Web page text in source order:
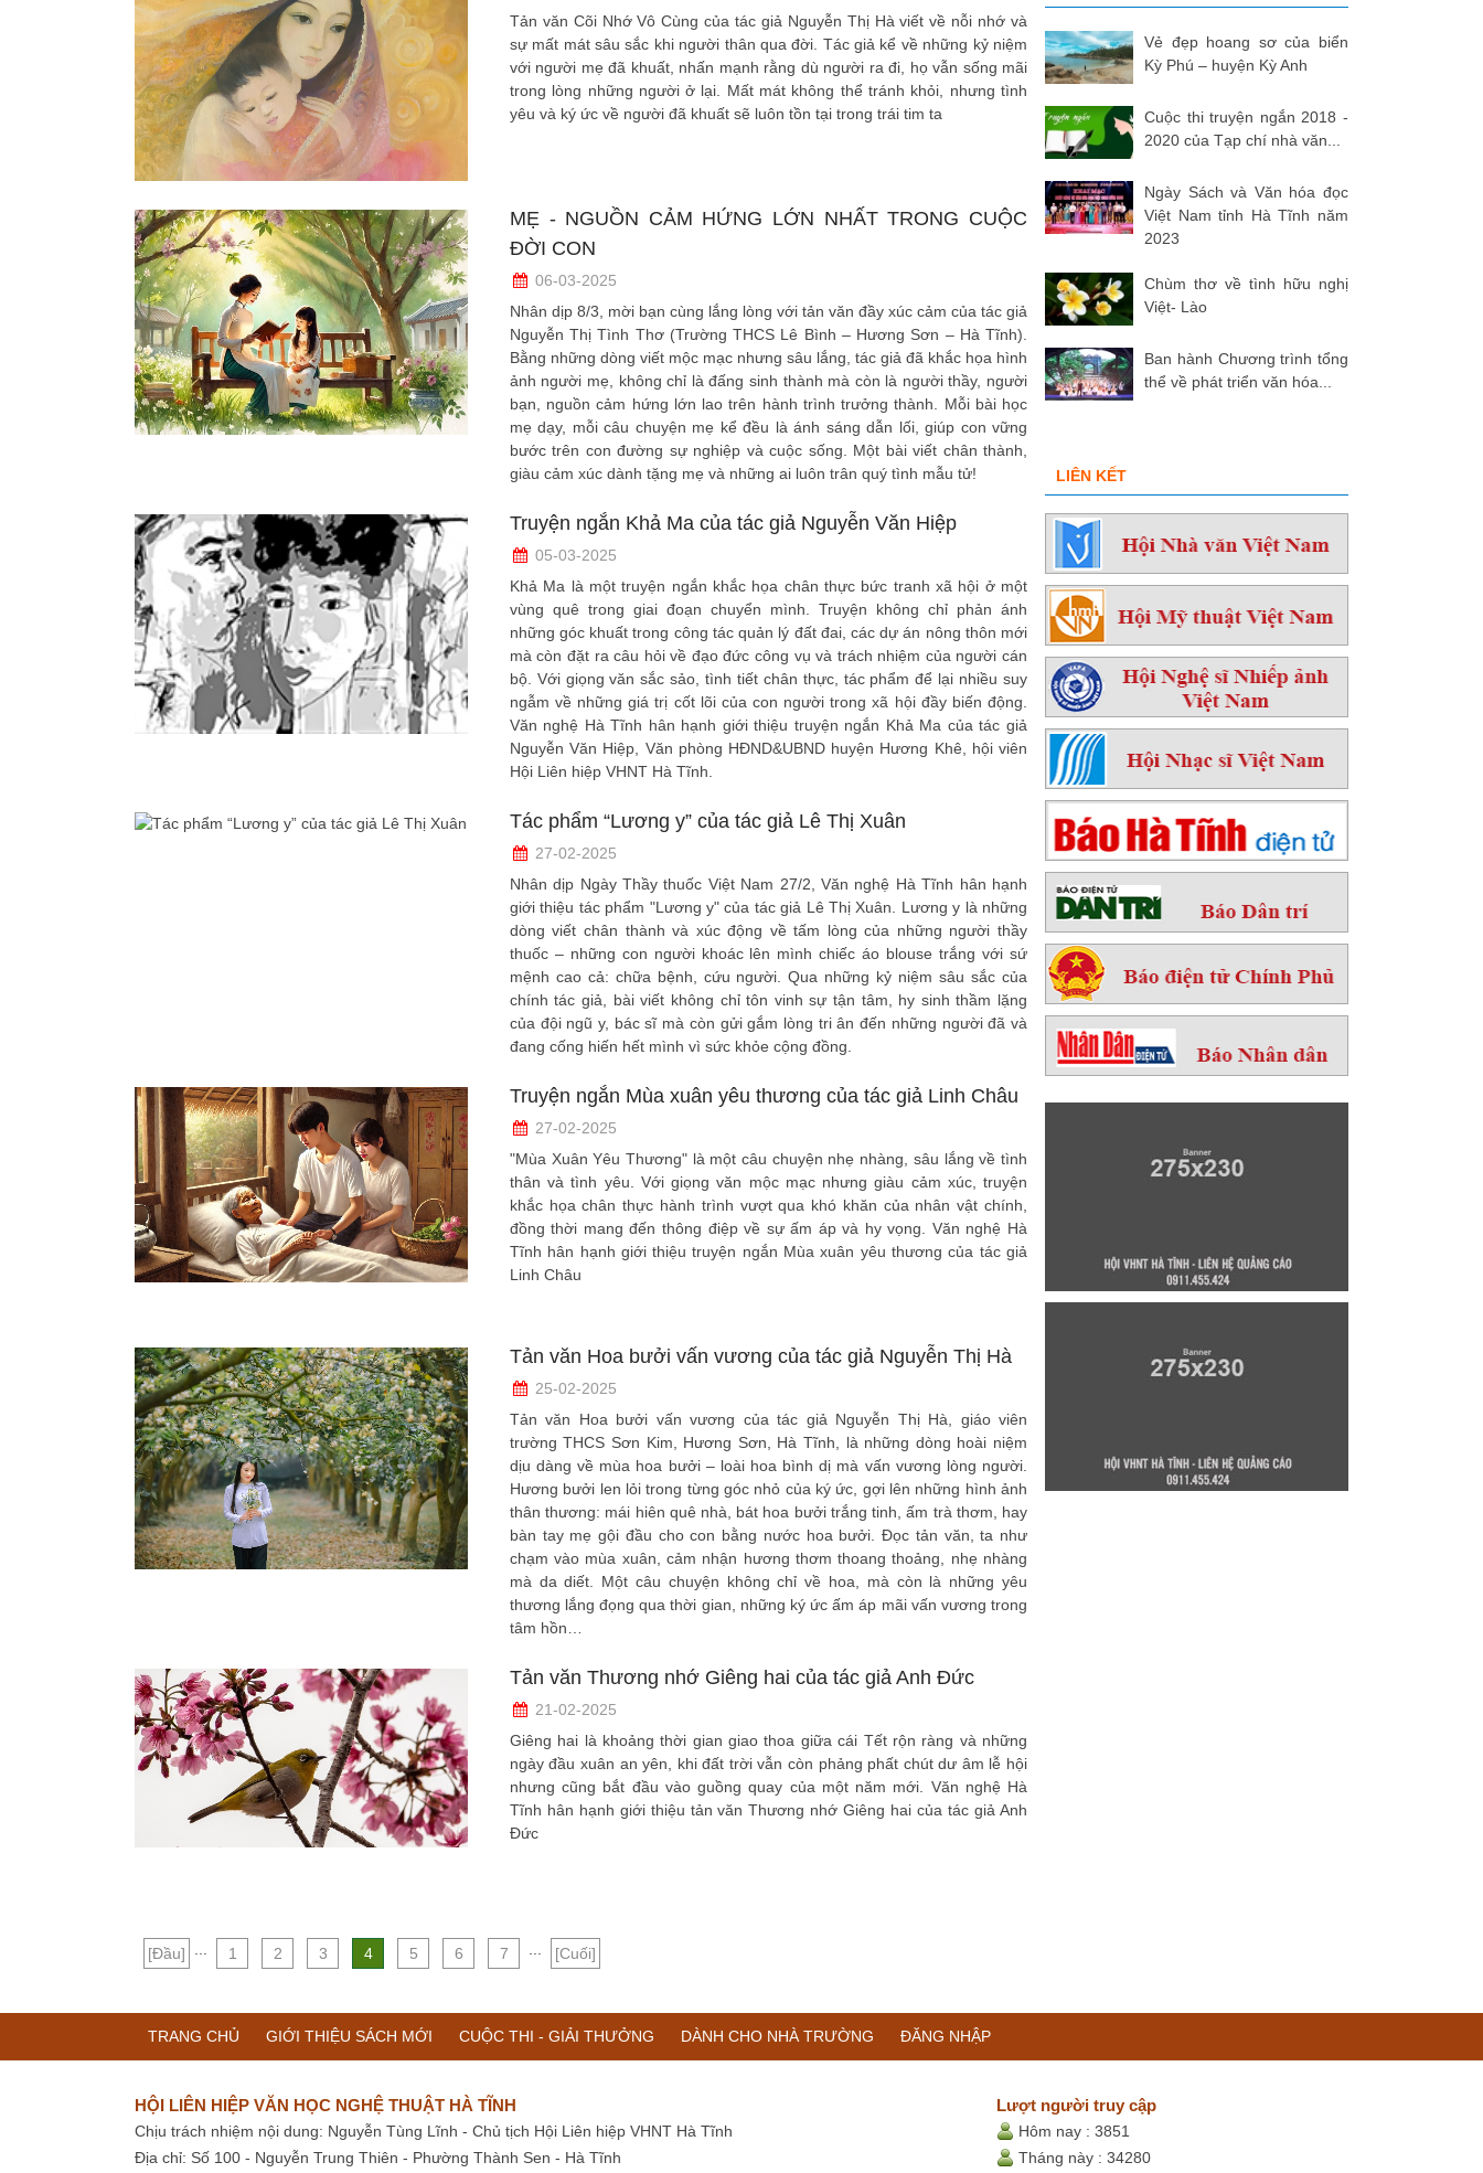
Tản văn Cõi Nhớ Vô Cùng của tác giả Nguyễn Thị Hà viết về nỗi nhớ và
sự mất mát sâu sắc khi người thân qua đời. Tác giả kể về những kỷ niệm
với người mẹ đã khuất, nhấn mạnh rằng dù người ra đi, họ vẫn sống mãi
trong lòng những người ở lại. Mất mát không thể tránh khỏi, nhưng tình
yêu và ký ức về người đã khuất sẽ luôn tồn tại trong trái tim ta
MẸ - NGUỒN CẢM HỨNG LỚN NHẤT TRONG CUỘC
ĐỜI CON
06-03-2025
Nhân dịp 8/3, mời bạn cùng lắng lòng với tản văn đầy xúc cảm của tác giả
Nguyễn Thị Tình Thơ (Trường THCS Lê Bình – Hương Sơn – Hà Tĩnh).
Bằng những dòng viết mộc mạc nhưng sâu lắng, tác giả đã khắc họa hình
ảnh người mẹ, không chỉ là đấng sinh thành mà còn là người thầy, người
bạn, nguồn cảm hứng lớn lao trên hành trình trưởng thành. Mỗi bài học
mẹ dạy, mỗi câu chuyện mẹ kể đều là ánh sáng dẫn lối, giúp con vững
bước trên con đường sự nghiệp và cuộc sống. Một bài viết chân thành,
giàu cảm xúc dành tặng mẹ và những ai luôn trân quý tình mẫu tử!
Truyện ngắn Khả Ma của tác giả Nguyễn Văn Hiệp
05-03-2025
Khả Ma là một truyện ngắn khắc họa chân thực bức tranh xã hội ở một
vùng quê trong giai đoạn chuyển mình. Truyện không chỉ phản ánh
những góc khuất trong công tác quản lý đất đai, các dự án nông thôn mới
mà còn đặt ra câu hỏi về đạo đức công vụ và trách nhiệm của người cán
bộ. Với giọng văn sắc sảo, tình tiết chân thực, tác phẩm để lại nhiều suy
ngẫm về những giá trị cốt lõi của con người trong xã hội đầy biến động.
Văn nghệ Hà Tĩnh hân hạnh giới thiệu truyện ngắn Khả Ma của tác giả
Nguyễn Văn Hiệp, Văn phòng HĐND&UBND huyện Hương Khê, hội viên
Hội Liên hiệp VHNT Hà Tĩnh.
Tác phẩm “Lương y” của tác giả Lê Thị Xuân
27-02-2025
Nhân dịp Ngày Thầy thuốc Việt Nam 27/2, Văn nghệ Hà Tĩnh hân hạnh
giới thiệu tác phẩm "Lương y" của tác giả Lê Thị Xuân. Lương y là những
dòng viết chân thành và xúc động về tấm lòng của những người thầy
thuốc – những con người khoác lên mình chiếc áo blouse trắng với sứ
mệnh cao cả: chữa bệnh, cứu người. Qua những kỷ niệm sâu sắc của
chính tác giả, bài viết không chỉ tôn vinh sự tận tâm, hy sinh thầm lặng
của đội ngũ y, bác sĩ mà còn gửi gắm lòng tri ân đến những người đã và
đang cống hiến hết mình vì sức khỏe cộng đồng.
Truyện ngắn Mùa xuân yêu thương của tác giả Linh Châu
27-02-2025
"Mùa Xuân Yêu Thương" là một câu chuyện nhẹ nhàng, sâu lắng về tình
thân và tình yêu. Với giọng văn mộc mạc nhưng giàu cảm xúc, truyện
khắc họa chân thực hành trình vượt qua khó khăn của nhân vật chính,
đồng thời mang đến thông điệp về sự ấm áp và hy vọng. Văn nghệ Hà
Tĩnh hân hạnh giới thiệu truyện ngắn Mùa xuân yêu thương của tác giả
Linh Châu
Tản văn Hoa bưởi vấn vương của tác giả Nguyễn Thị Hà
25-02-2025
Tản văn Hoa bưởi vấn vương của tác giả Nguyễn Thị Hà, giáo viên
trường THCS Sơn Kim, Hương Sơn, Hà Tĩnh, là những dòng hoài niệm
dịu dàng về mùa hoa bưởi – loài hoa bình dị mà vấn vương lòng người.
Hương bưởi len lỏi trong từng góc nhỏ của ký ức, gợi lên những hình ảnh
thân thương: mái hiên quê nhà, bát hoa bưởi trắng tinh, ấm trà thơm, hay
bàn tay mẹ gội đầu cho con bằng nước hoa bưởi. Đọc tản văn, ta như
chạm vào mùa xuân, cảm nhận hương thơm thoang thoảng, nhẹ nhàng
mà da diết. Một câu chuyện không chỉ về hoa, mà còn là những yêu
thương lắng đọng qua thời gian, những ký ức ấm áp mãi vấn vương trong
tâm hồn…
Tản văn Thương nhớ Giêng hai của tác giả Anh Đức
21-02-2025
Giêng hai là khoảng thời gian giao thoa giữa cái Tết rộn ràng và những
ngày đầu xuân an yên, khi đất trời vẫn còn phảng phất chút dư âm lễ hội
nhưng cũng bắt đầu vào guồng quay của một năm mới. Văn nghệ Hà
Tĩnh hân hạnh giới thiệu tản văn Thương nhớ Giêng hai của tác giả Anh
Đức
[Đầu] 1 2 3 4 5 6 7 [Cuối]
Vẻ đẹp hoang sơ của biển
Kỳ Phú – huyện Kỳ Anh
Cuộc thi truyện ngắn 2018 -
2020 của Tạp chí nhà văn...
Ngày Sách và Văn hóa đọc
Việt Nam tỉnh Hà Tĩnh năm
2023
Chùm thơ về tình hữu nghị
Việt- Lào
Ban hành Chương trình tổng
thể về phát triển văn hóa...
LIÊN KẾT
TRANG CHỦ GIỚI THIỆU SÁCH MỚI CUỘC THI - GIẢI THƯỞNG DÀNH CHO NHÀ TRƯỜNG ĐĂNG NHẬP
HỘI LIÊN HIỆP VĂN HỌC NGHỆ THUẬT HÀ TĨNH
Chịu trách nhiệm nội dung: Nguyễn Tùng Lĩnh - Chủ tịch Hội Liên hiệp VHNT Hà Tĩnh
Địa chỉ: Số 100 - Nguyễn Trung Thiên - Phường Thành Sen - Hà Tĩnh
Lượt người truy cập
Hôm nay : 3851
Tháng này : 34280